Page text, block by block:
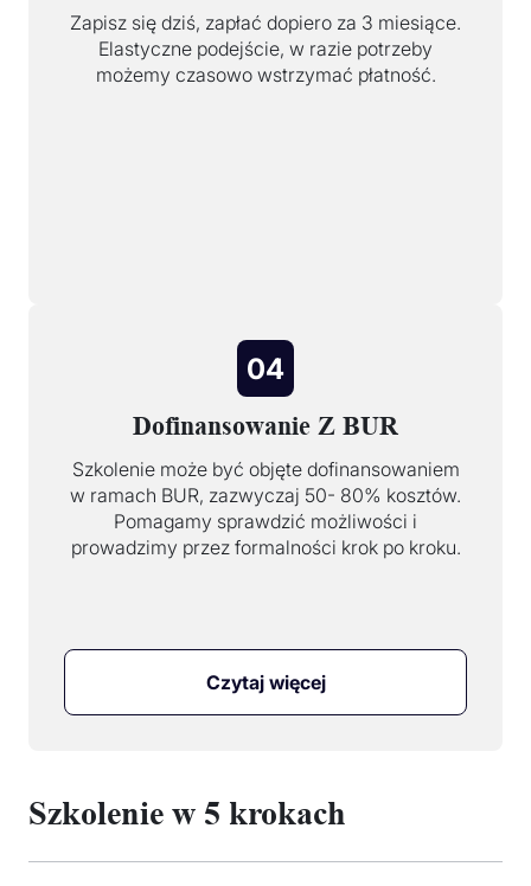
Zapisz się dziś, zapłać dopiero za 3 miesiące.
Elastyczne podejście, w razie potrzeby
możemy czasowo wstrzymać płatność.
04
Dofinansowanie Z BUR
Szkolenie może być objęte dofinansowaniem
w ramach BUR, zazwyczaj 50- 80% kosztów.
Pomagamy sprawdzić możliwości i
prowadzimy przez formalności krok po kroku.
Czytaj więcej
Szkolenie w 5 krokach